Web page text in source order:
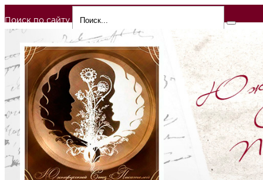
Поиск по сайту